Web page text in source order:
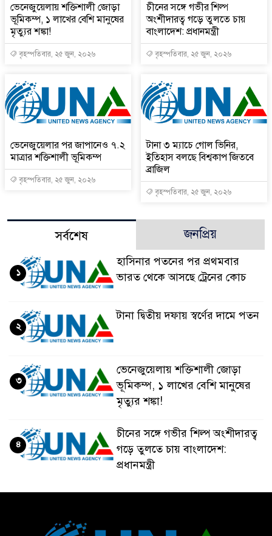
ভেনেজুয়েলায় শক্তিশালী জোড়া
ভূমিকম্প, ১ লাখের বেশি মানুষের
মৃত্যুর শঙ্কা!
বৃহস্পতিবার, ২৫ জুন, ২০২৬
চীনের সঙ্গে গভীর শিল্প
অংশীদারত্ব গড়ে তুলতে চায়
বাংলাদেশ: প্রধানমন্ত্রী
বৃহস্পতিবার, ২৫ জুন, ২০২৬
ভেনেজুয়েলার পর জাপানেও ৭.২
মাত্রার শক্তিশালী ভূমিকম্প
বৃহস্পতিবার, ২৫ জুন, ২০২৬
টানা ৩ ম্যাচে গোল ভিনির,
ইতিহাস বলছে বিশ্বকাপ জিতবে
ব্রাজিল
বৃহস্পতিবার, ২৫ জুন, ২০২৬
সর্বশেষ জনপ্রিয়
হাসিনার পতনের পর প্রথমবার
ভারত থেকে আসছে ট্রেনের কোচ
১
টানা দ্বিতীয় দফায় স্বর্ণের দামে পতন
২
ভেনেজুয়েলায় শক্তিশালী জোড়া
ভূমিকম্প, ১ লাখের বেশি মানুষের
মৃত্যুর শঙ্কা!
৩
চীনের সঙ্গে গভীর শিল্প অংশীদারত্ব
গড়ে তুলতে চায় বাংলাদেশ:
প্রধানমন্ত্রী
৪